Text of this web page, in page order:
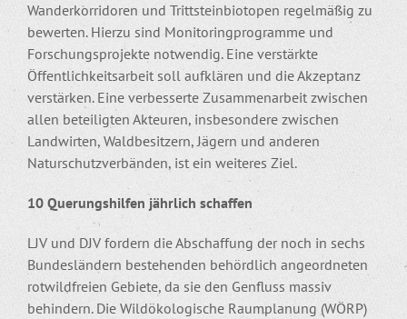
Wanderkorridoren und Trittsteinbiotopen regelmäßig zu
bewerten. Hierzu sind Monitoringprogramme und
Forschungsprojekte notwendig. Eine verstärkte
Öffentlichkeitsarbeit soll aufklären und die Akzeptanz
verstärken. Eine verbesserte Zusammenarbeit zwischen
allen beteiligten Akteuren, insbesondere zwischen
Landwirten, Waldbesitzern, Jägern und anderen
Naturschutzverbänden, ist ein weiteres Ziel.
10 Querungshilfen jährlich schaffen
LJV und DJV fordern die Abschaffung der noch in sechs
Bundesländern bestehenden behördlich angeordneten
rotwildfreien Gebiete, da sie den Genfluss massiv
behindern. Die Wildökologische Raumplanung (WÖRP)